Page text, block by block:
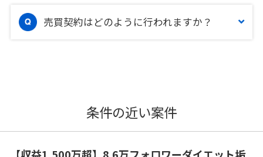
売買契約はどのように行われますか？
条件の近い案件